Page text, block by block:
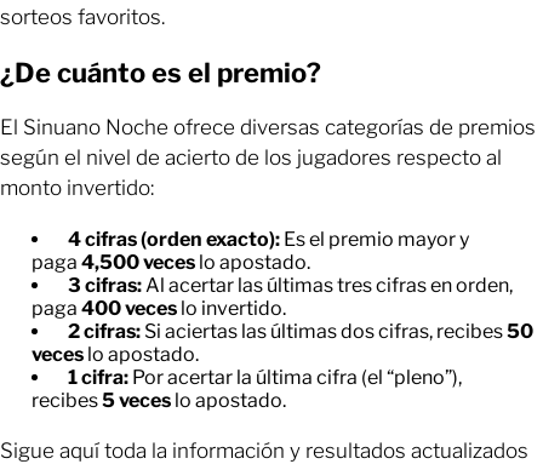
sorteos favoritos.
¿De cuánto es el premio?
El Sinuano Noche ofrece diversas categorías de premios
según el nivel de acierto de los jugadores respecto al
monto invertido:
4 cifras (orden exacto): Es el premio mayor y
paga 4,500 veces lo apostado.
3 cifras: Al acertar las últimas tres cifras en orden,
paga 400 veces lo invertido.
2 cifras: Si aciertas las últimas dos cifras, recibes50
veces lo apostado.
1 cifra: Por acertar la última cifra (el “pleno”),
recibes5 veces lo apostado.
Sigue aquí toda la información y resultados actualizados